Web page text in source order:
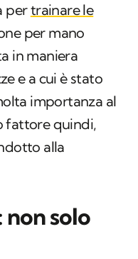
pertrainare le
per mano
in maniera
e a cui è stato
importanza al
fattore quindi,
alla
non solo